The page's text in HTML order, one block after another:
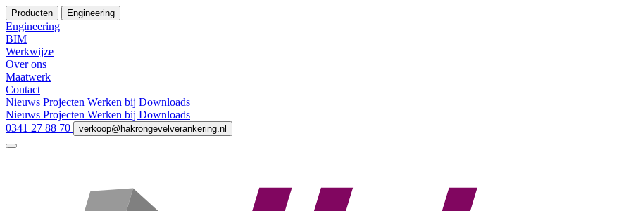
Producten Engineering
Engineering
BIM
Werkwijze
Over ons
Maatwerk
Contact
Nieuws Projecten Werken bij Downloads
Nieuws Projecten Werken bij Downloads
0341 27 88 70
verkoop@hakrongevelverankering.nl